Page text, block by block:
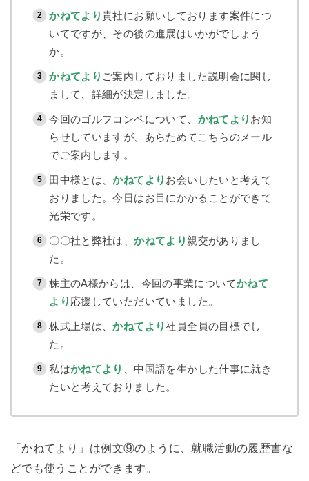
かねてより貴社にお願いしております案件につ
いてですが、その後の進展はいかがでしょう
か。
かねてより ご案内しておりました説明会に関し
まして、詳細が決定しました。
今回のゴルフコンペについて、 かねてより お知
らせしていますが、あらためてこちらのメール
でご案内します。
田中様とは、かねてより お会いしたいと考えて
おりました。今日はお目にかかることができて
光栄です。
〇〇社と弊社は、かねてより 親交がありまし
た。
株主のA様からは、今回の事業についてかねて
より 応援していただいていました。
株式上場は、かねてより社員全員の目標でし
た。
私はかねてより
、中国語を生かした仕事に就き
たいと考えておりました。
「かねてより」は例文⑨のように、就職活動の履歴書な
どでも使うことができます。